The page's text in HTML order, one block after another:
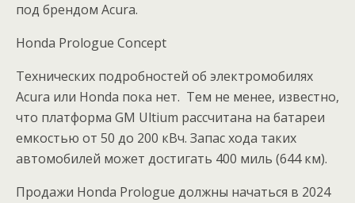
под брендом Acura.
Honda Prologue Concept
Технических подробностей об электромобилях
Acura или Honda пока нет. Тем не менее, известно,
что платформа GM Ultium рассчитана на батареи
емкостью от 50 до 200 кВч. Запас хода таких
автомобилей может достигать 400 миль (644 км).
Продажи Honda Prologue должны начаться в 2024